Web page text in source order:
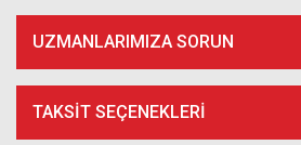
UZMANLARIMIZA SORUN
TAKSIT SEÇENEKLERI